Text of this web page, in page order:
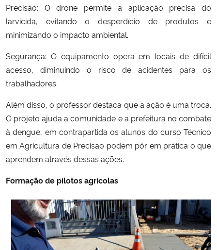
Precisão: O drone permite a aplicação precisa do
larvicida, evitando o desperdício de produtos e
minimizando o impacto ambiental.
Segurança: O equipamento opera em locais de difícil
acesso, diminuindo o risco de acidentes para os
trabalhadores.
Além disso, o professor destaca que a ação é uma troca.
O projeto ajuda a comunidade e a prefeitura no combate
à dengue, em contrapartida os alunos do curso Técnico
em Agricultura de Precisão podem pôr em prática o que
aprendem através dessas ações.
Formação de pilotos agrícolas